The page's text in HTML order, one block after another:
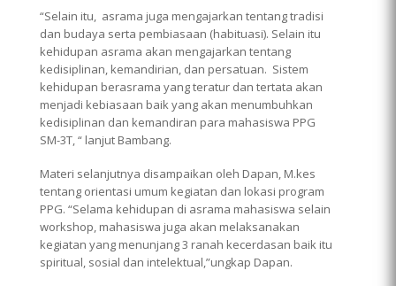
“Selain itu, asrama juga mengajarkan tentang tradisi
dan budaya serta pembiasaan (habituasi). Selain itu
kehidupan asrama akan mengajarkan tentang
kedisiplinan, kemandirian, dan persatuan. Sistem
kehidupan berasrama yang teratur dan tertata akan
menjadi kebiasaan baik yang akan menumbuhkan
kedisiplinan dan kemandiran para mahasiswa PPG
SM-3T, “ lanjut Bambang.
Materi selanjutnya disampaikan oleh Dapan, M.kes
tentang orientasi umum kegiatan dan lokasi program
PPG. “Selama kehidupan di asrama mahasiswa selain
workshop, mahasiswa juga akan melaksanakan
kegiatan yang menunjang 3 ranah kecerdasan baik itu
spiritual, sosial dan intelektual,”ungkap Dapan.